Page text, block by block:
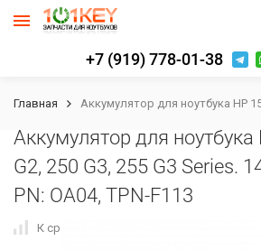
+7 (919) 778-01-38
Главная Аккумулятор для ноутбука HP
Аккумулятор для ноутбука
G2, 250 G3, 255 G3 Series.
PN: OA04, TPN-F113
К сравнению